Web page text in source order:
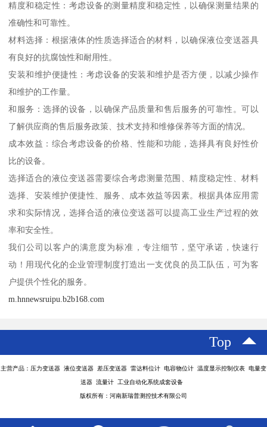
精度和稳定性：考虑设备的测量精度和稳定性，以确保测量结果的
准确性和可靠性。
材料选择：根据液体的性质选择适合的材料，以确保液位变送器具
有良好的抗腐蚀性和耐用性。
安装和维护便捷性：考虑设备的安装和维护是否方便，以减少操作
和维护的工作量。
和服务：选择的设备，以确保产品质量和售后服务的可靠性。可以
了解供应商的售后服务政策、技术支持和维修保养等方面的情况。
成本效益：综合考虑设备的价格、性能和功能，选择具有良好性价
比的设备。
选择适合的液位变送器需要综合考虑测量范围、精度稳定性、材料
选择、安装维护便捷性、服务、成本效益等因素。根据具体应用需
求和实际情况，选择合适的液位变送器可以提高工业生产过程的效
率和安全性。
我们公司以客户的满意度为标准，专注细节，坚守承诺，快速行
动！用现代化的企业管理制度打造出一支优良的员工队伍，可为客
户提供个性化的服务。
m.hnnewsruipu.b2b168.com
Top
主营产品：压力变送器 液位变送器 差压变送器 雷达料位计 电容物位计 温度显示控制仪表 电量变
送器 流量计 工业自动化系统成套设备
版权所有：河南新瑞普测控技术有限公司